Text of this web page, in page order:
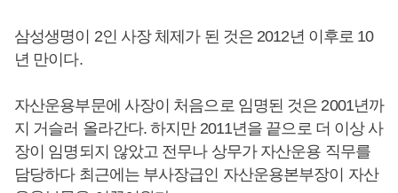
삼성생명이 2인 사장 체제가 된 것은 2012년 이후로 10
년 만이다.
자산운용부문에 사장이 처음으로 임명된 것은 2001년까
지 거슬러 올라간다. 하지만 2011년을 끝으로 더 이상 사
장이 임명되지 않았고 전무나 상무가 자산운용 직무를
담당하다 최근에는 부사장급인 자산운용본부장이 자산